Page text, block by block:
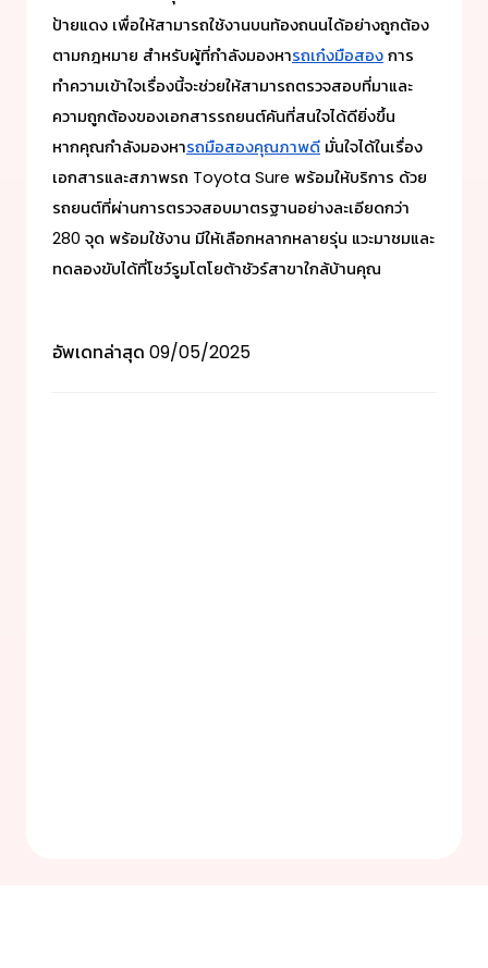
ป้ายแดง เพื่อให้สามารถใช้งานบนท้องถนนได้อย่างถูกต้อง
ตามกฎหมาย สำหรับผู้ที่กำลังมองหารถเก๋งมือสอง การ
ทำความเข้าใจเรื่องนี้จะช่วยให้สามารถตรวจสอบที่มาและ
ความถูกต้องของเอกสารรถยนต์คันที่สนใจได้ดียิ่งขึ้น
หากคุณกำลังมองหารถมือสองคุณภาพดี มั่นใจได้ในเรื่อง
เอกสารและสภาพรถ Toyota Sure พร้อมให้บริการ ด้วย
รถยนต์ที่ผ่านการตรวจสอบมาตรฐานอย่างละเอียดกว่า
280 จุด พร้อมใช้งาน มีให้เลือกหลากหลายรุ่น แวะมาชมและ
ทดลองขับได้ที่โชว์รูมโตโยต้าชัวร์สาขาใกล้บ้านคุณ
อัพเดทล่าสุด 09/05/2025